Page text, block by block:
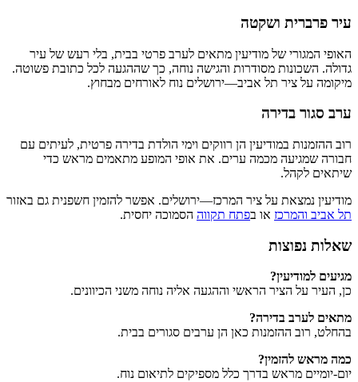
עיר פרברית ושקטה
האופי המגורי של מודיעין מתאים לערב פרטי בבית, בלי רעש של עיר
גדולה. השכונות מסודרות והגישה נוחה, כך שההגעה לכל כתובת פשוטה.
מיקומה על ציר תל אביב—ירושלים נוח לאורחים מבחוץ.
ערב סגור בדירה
רוב ההזמנות במודיעין הן רווקים וימי הולדת בדירה פרטית, לעיתים עם
חבורה שמגיעה מכמה ערים. את אופי המופע מתאמים מראש כדי
שיתאים לקהל.
מודיעין נמצאת על ציר המרכז—ירושלים. אפשר להזמין חשפנית גם באזור
תל אביב והמרכז או בפתח תקווה הסמוכה יחסית.
שאלות נפוצות
מגיעים למודיעין?
כן, העיר על הציר הראשי וההגעה אליה נוחה משני הכיוונים.
מתאים לערב בדירה?
בהחלט, רוב ההזמנות כאן הן ערבים סגורים בבית.
כמה מראש להזמין?
יום-יומיים מראש בדרך כלל מספיקים לתיאום נוח.